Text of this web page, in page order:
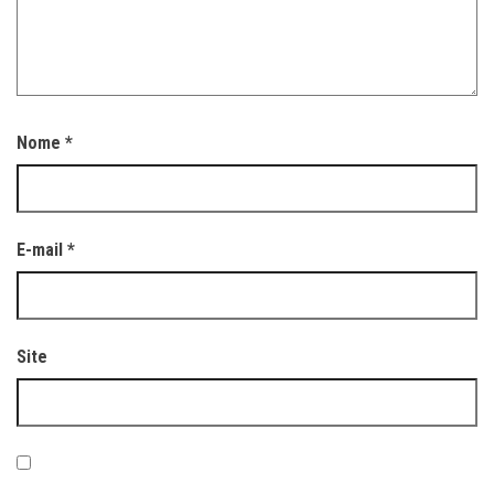
Nome *
E-mail *
Site